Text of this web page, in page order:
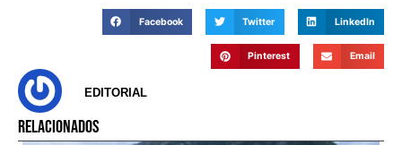
Facebook Twitter LinkedIn
Pinterest Email
EDITORIAL
RELACIONADOS